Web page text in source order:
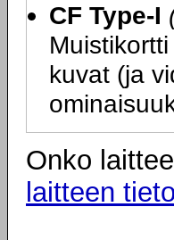
CF Type-I
kuvat (ja
Onko
laitteen